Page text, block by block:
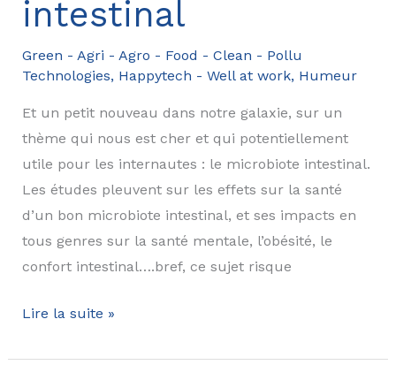
une
énergétique
intestinal
Green - Agri - Agro - Food - Clean - Pollu
Technologies, Happytech - Well at work, Humeur
Et un petit nouveau dans notre galaxie, sur un
thème qui nous est cher et qui potentiellement
utile pour les internautes : le microbiote intestinal.
Les études pleuvent sur les effets sur la santé
d’un bon microbiote intestinal, et ses impacts en
tous genres sur la santé mentale, l’obésité, le
confort intestinal….bref, ce sujet risque
Lancement
site
Lire la suite »